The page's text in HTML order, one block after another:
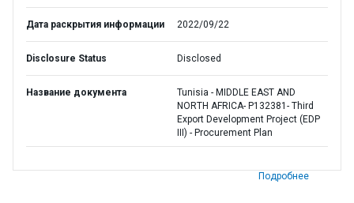
Дата раскрытия информации 2022/09/22
Disclosure Status Disclosed
Название документа
Tunisia - MIDDLE EAST AND
NORTH AFRICA- P132381- Third
Export Development Project (EDP
III) - Procurement Plan
Подробнее